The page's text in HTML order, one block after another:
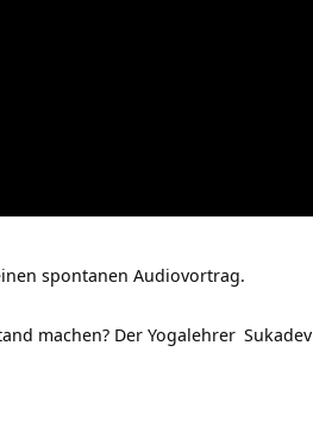
spontanen Audiovortrag.
machen? Der Yogalehrer Sukadev